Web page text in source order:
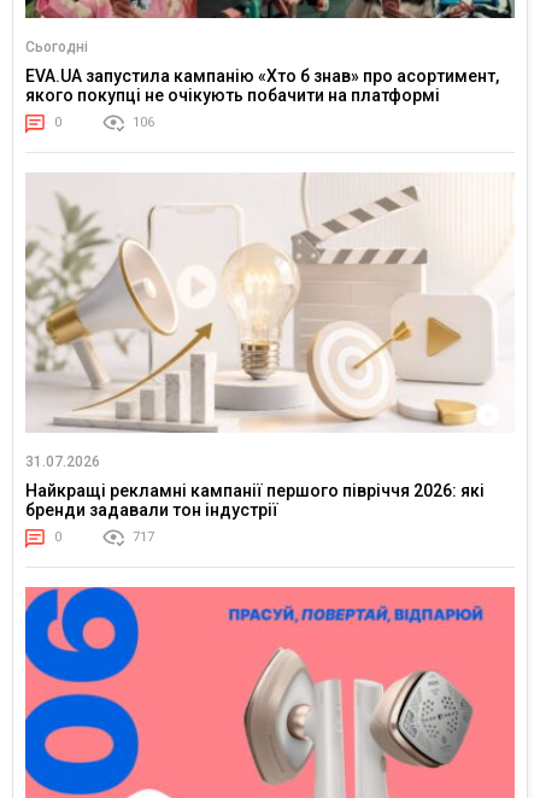
Сьогодні
EVA.UA запустила кампанію «Хто б знав» про асортимент,
якого покупці не очікують побачити на платформі
0 106
31.07.2026
Найкращі рекламні кампанії першого півріччя 2026: які
бренди задавали тон індустрії
0 717